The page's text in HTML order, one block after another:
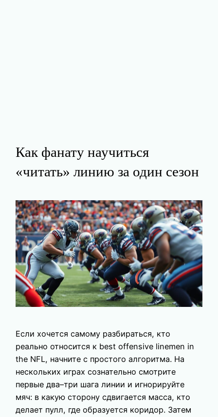
Как фанату научиться
«читать» линию за один сезон
Если хочется самому разбираться, кто
реально относится к best offensive linemen in
the NFL, начните с простого алгоритма. На
нескольких играх сознательно смотрите
первые два–три шага линии и игнорируйте
мяч: в какую сторону сдвигается масса, кто
делает пулл, где образуется коридор. Затем